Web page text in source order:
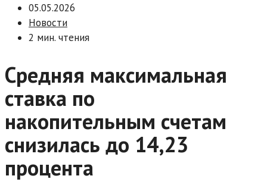
05.05.2026
Новости
2 мин. чтения
Средняя максимальная
ставка по
накопительным счетам
снизилась до 14,23
процента